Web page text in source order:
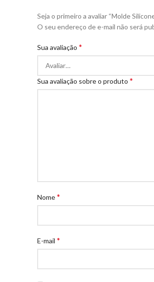
Seja o primeiro a avaliar “Molde
O seu endereço de e-mail não será
Sua avaliação *
Sua avaliação sobre o produto *
Nome*
E-mail *